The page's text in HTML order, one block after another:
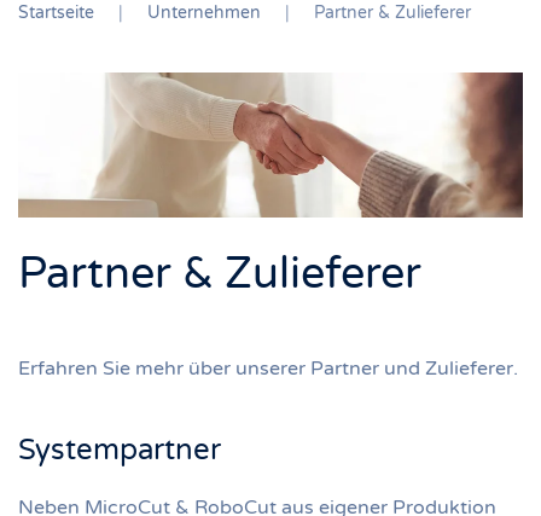
Startseite Unternehmen Partner & Zulieferer
Partner & Zulieferer
Erfahren Sie mehr über unserer Partner und Zulieferer.
Systempartner
Neben MicroCut & RoboCut aus eigener Produktion